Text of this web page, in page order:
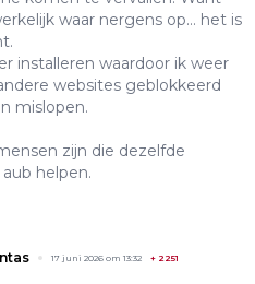
waar nergens op... het is
installeren waardoor ik weer
websites geblokkeerd
mislopen.
zijn die dezelfde
helpen.
17 juni 2026 om 13:32 + 2251